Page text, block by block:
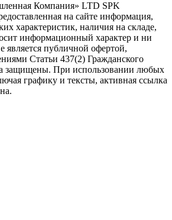
Компания» LTD SPK
на сайте информация,
характеристик, наличия на складе,
информационный характер и ни
является публичной офертой,
Статьи 437(2) Гражданского
защищены. При использовании любых
графику и тексты, активная ссылка